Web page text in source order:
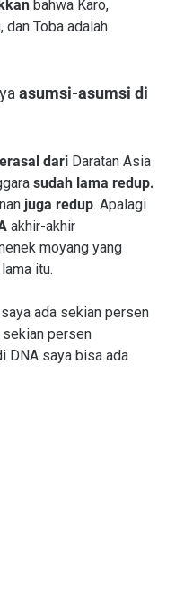
bahwa Karo,
dan Toba adalah
asumsi-asumsi di
dari Daratan Asia
sudah lama redup.
juga redup. Apalagi
akhir-akhir
moyang yang
itu.
ada sekian persen
sekian persen
DNA saya bisa ada